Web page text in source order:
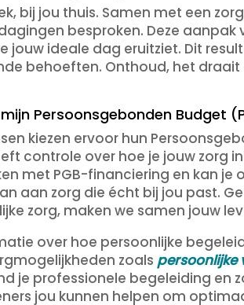
bij jou thuis. Samen met een
besproken. Deze aanpak
ideale dag eruitziet. Dit
behoeften. Onthoud, het
Persoonsgebonden Budget
kiezen ervoor hun
controle over hoe je jouw zorg
met PGB-financiering en kan
aan zorg die écht bij jou past.
zorg, maken we samen jouw
over hoe persoonlijke
zoals persoonlijke
je professionele begeleiding
jou kunnen helpen om